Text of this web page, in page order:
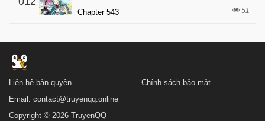
Chapter 543 51
Liên hệ bản quyền
Chính sách bảo mật
Email: contact@truyenqq.online
Copyright © 2026 TruyenQQ